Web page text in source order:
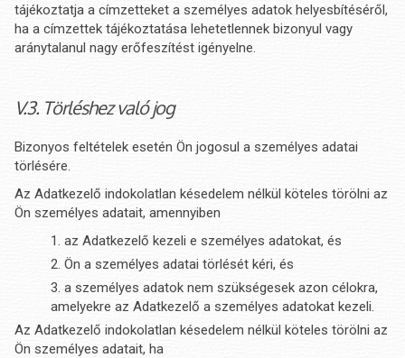
tájékoztatja a címzetteket a személyes adatok helyesbítéséről,
ha a címzettek tájékoztatása lehetetlennek bizonyul vagy
aránytalanul nagy erőfeszítést igényelne.
V.3. Törléshez való jog
Bizonyos feltételek esetén Ön jogosul a személyes adatai
törlésére.
Az Adatkezelő indokolatlan késedelem nélkül köteles törölni az
Ön személyes adatait, amennyiben
az Adatkezelő kezeli e személyes adatokat, és
Ön a személyes adatai törlését kéri, és
a személyes adatok nem szükségesek azon célokra,
amelyekre az Adatkezelő a személyes adatokat kezeli.
Az Adatkezelő indokolatlan késedelem nélkül köteles törölni az
Ön személyes adatait, ha